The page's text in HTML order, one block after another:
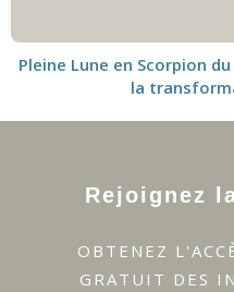
Pleine Lune en Scorpion
la
Rejoignez
OBTENEZ
GRATUIT DES